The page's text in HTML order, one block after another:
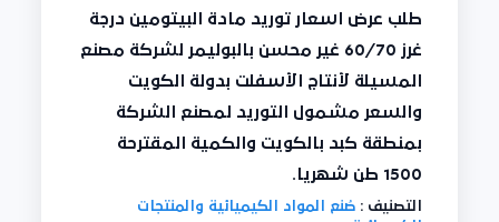
طلب عرض اسعار توريد مادة البيتومين درجة
غرز 60/70 غير محسن بالبوليمر لشركة مصنع
المسيلة لأنتاج الأسفلت بدولة الكويت
والسعر مشمول التوريد لمصنع الشركة
بمنطقة كبد بالكويت والكمية المقترحة
1500 طن شهريا.
التصنيف : صُنع المواد الكيميائية والمنتجات